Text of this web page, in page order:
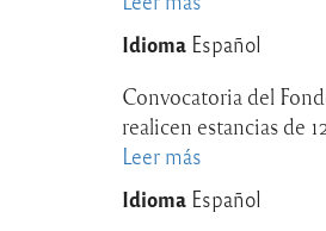
Arabia
Doctorado
Programa
Cecilia
Grierson
2026-
Idioma Español
Convocatoria del
realicen estancias de
Leer más
posdoctorales
Idioma Español